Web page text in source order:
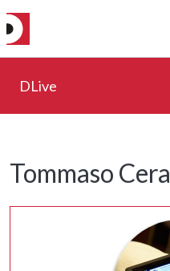
DLive
Tommaso Cera